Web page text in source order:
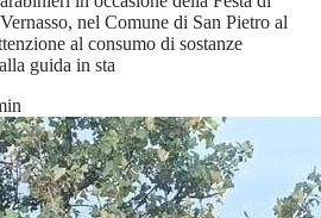
nel Comune di San Pietro al
al consumo di sostanze
guida in sta